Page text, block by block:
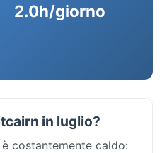
2.0h/giorno
in luglio?
costantemente caldo: